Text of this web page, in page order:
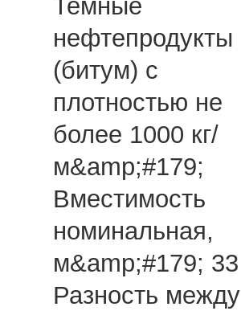
Темные
нефтепродукты
(битум) с
плотностью не
более 1000 кг/
м&amp;#179;
Вместимость
номинальная,
м&amp;#179; 33
Разность между